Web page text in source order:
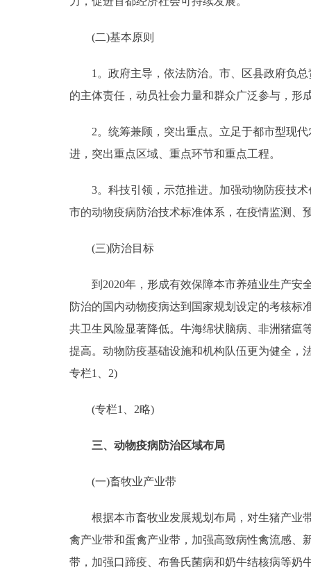
(二)基本原则
1。政府主导，依法防治。市、区县政府负总
的主体责任，动员社会力量和群众广泛参与，形
2。统筹兼顾，突出重点。立足于都市型现代
进，突出重点区域、重点环节和重点工程。
3。科技引领，示范推进。加强动物防疫技术
市的动物疫病防治技术标准体系，在疫情监测、
(三)防治目标
到2020年，形成有效保障本市养殖业生产安
防治的国内动物疫病达到国家规划设定的考核标
共卫生风险显著降低。牛海绵状脑病、非洲猪瘟
提高。动物防疫基础设施和机构队伍更为健全，
专栏1、2)
(专栏1、2略)
三、动物疫病防治区域布局
(一)畜牧业产业带
根据本市畜牧业发展规划布局，对生猪产业带
禽产业带和蛋禽产业带，加强高致病性禽流感、
带，加强口蹄疫、布鲁氏菌病和奶牛结核病等